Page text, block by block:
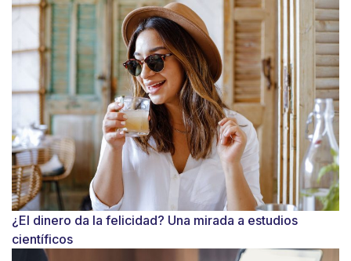
¿El dinero da la felicidad? Una mirada a estudios
científicos